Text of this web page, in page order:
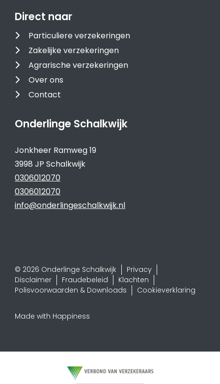
Direct naar
Particuliere verzekeringen
Zakelijke verzekeringen
Agrarische verzekeringen
Over ons
Contact
Onderlinge Schalkwijk
Jonkheer Ramweg 19
3998 JP Schalkwijk
0306012070
0306012070
info@onderlingeschalkwijk.nl
© 2026 Onderlinge Schalkwijk
Privacy
Disclaimer
Fraudebeleid
Klachten
Polisvoorwaarden & Downloads
Cookieverklaring
Made with Happiness